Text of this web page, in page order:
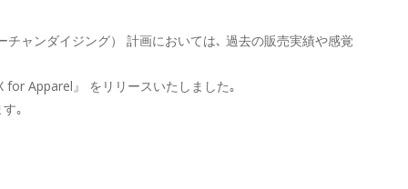
ャンダイジング） 計画においては､ 過去の販売実績や感覚
Apparel』 をリリースいたしました｡
｡